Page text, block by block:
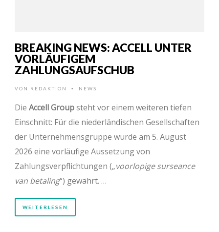
BREAKING NEWS: ACCELL UNTER
VORLÄUFIGEM
ZAHLUNGSAUFSCHUB
VON REDAKTION • NEWS
Die Accell Groupsteht vor einem weiteren tiefen
Einschnitt: Für die niederländischen Gesellschaften
der Unternehmensgruppe wurde am 5. August
2026 eine vorläufige Aussetzung von
Zahlungsverpflichtungen („voorlopige surseance
van betaling“) gewährt. …
WEITERLESEN